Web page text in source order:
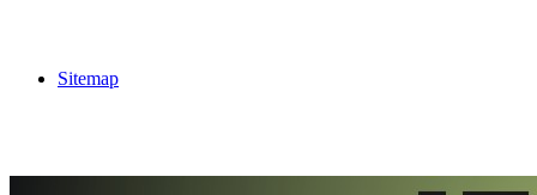
Sitemap